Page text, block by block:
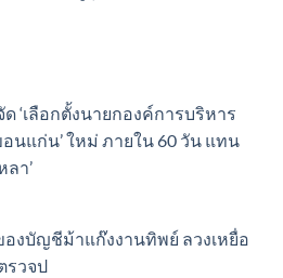
ด ‘เลือกตั้งนายกองค์การบริหาร
นแก่น’ ใหม่ ภายใน 60 วัน แทน
ลา’
องบัญชีม้าแก๊งงานทิพย์ ลวงเหยื่อ
รวจป